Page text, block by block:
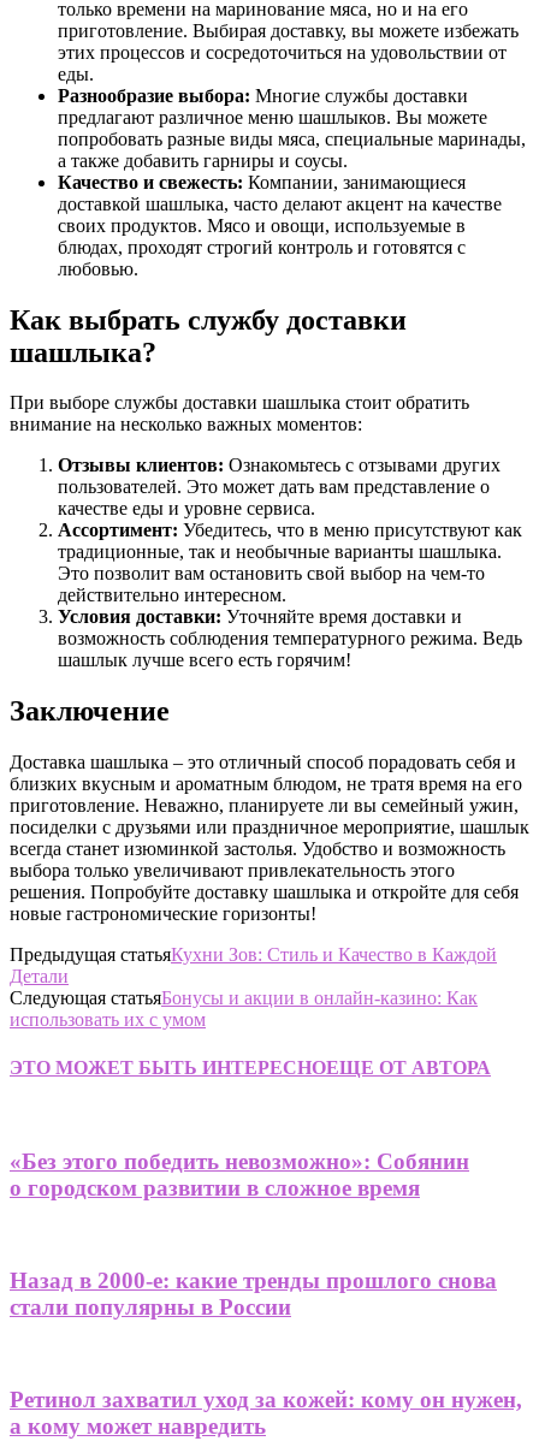
только времени на маринование мяса, но и на его
приготовление. Выбирая доставку, вы можете избежать
этих процессов и сосредоточиться на удовольствии от
еды.
Разнообразие выбора: Многие службы доставки
предлагают различное меню шашлыков. Вы можете
попробовать разные виды мяса, специальные маринады,
а также добавить гарниры и соусы.
Качество и свежесть: Компании, занимающиеся
доставкой шашлыка, часто делают акцент на качестве
своих продуктов. Мясо и овощи, используемые в
блюдах, проходят строгий контроль и готовятся с
любовью.
Как выбрать службу доставки
шашлыка?
При выборе службы доставки шашлыка стоит обратить
внимание на несколько важных моментов:
Отзывы клиентов: Ознакомьтесь с отзывами других
пользователей. Это может дать вам представление о
качестве еды и уровне сервиса.
Ассортимент: Убедитесь, что в меню присутствуют как
традиционные, так и необычные варианты шашлыка.
Это позволит вам остановить свой выбор на чем-то
действительно интересном.
Условия доставки: Уточняйте время доставки и
возможность соблюдения температурного режима. Ведь
шашлык лучше всего есть горячим!
Заключение
Доставка шашлыка – это отличный способ порадовать себя и
близких вкусным и ароматным блюдом, не тратя время на его
приготовление. Неважно, планируете ли вы семейный ужин,
посиделки с друзьями или праздничное мероприятие, шашлык
всегда станет изюминкой застолья. Удобство и возможность
выбора только увеличивают привлекательность этого
решения. Попробуйте доставку шашлыка и откройте для себя
новые гастрономические горизонты!
Предыдущая статьяКухни Зов: Стиль и Качество в Каждой
Детали
Следующая статьяБонусы и акции в онлайн-казино: Как
использовать их с умом
ЭТО МОЖЕТ БЫТЬ ИНТЕРЕСНОЕЩЕ ОТ АВТОРА
«Без этого победить невозможно»: Собянин
о городском развитии в сложное время
Назад в 2000-е: какие тренды прошлого снова
стали популярны в России
Ретинол захватил уход за кожей: кому он нужен,
а кому может навредить